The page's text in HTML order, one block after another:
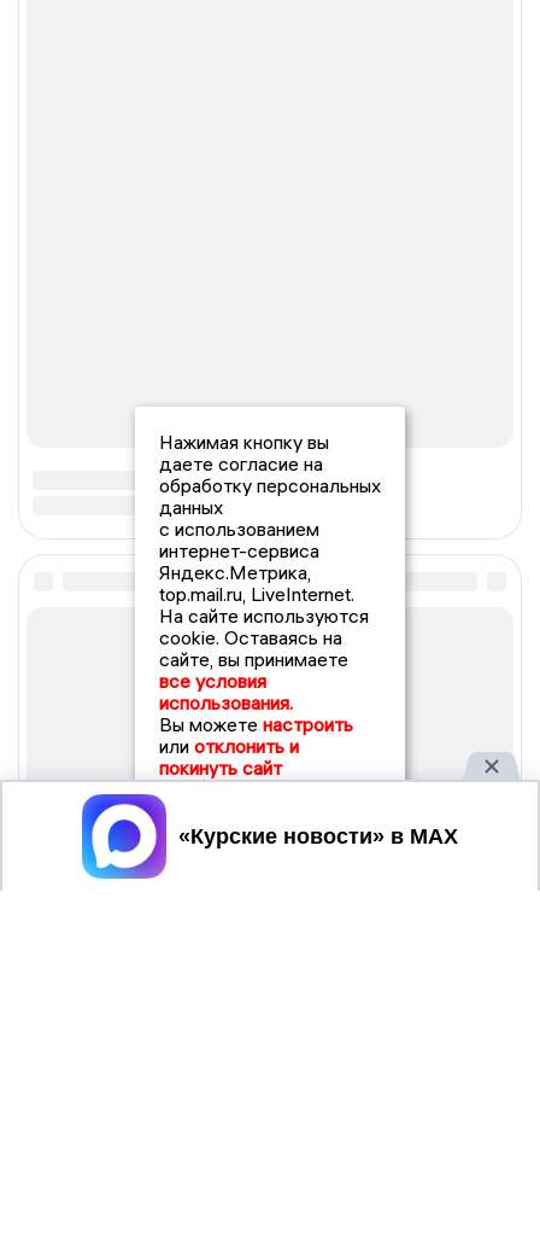
Нажимая кнопку вы
даете согласие на
обработку персональных
данных
с использованием
интернет-сервиса
Яндекс.Метрика,
top.mail.ru, LiveInternet.
На сайте используются
cookie. Оставаясь на
сайте, вы принимаете
все условия
использования.
Вы можете настроить
или отклонить и
покинуть сайт
Принять